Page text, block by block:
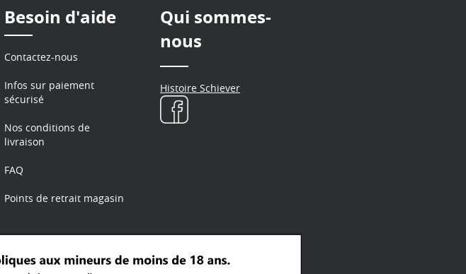
Besoin d'aide
Contactez-nous
Infos sur paiement
sécurisé
Nos conditions de
livraison
FAQ
Points de retrait magasin
Qui sommes-
nous
Histoire Schiever